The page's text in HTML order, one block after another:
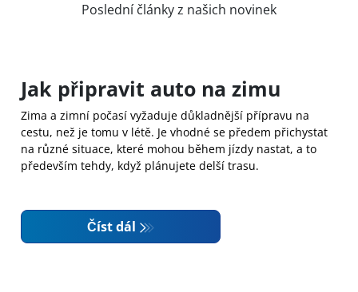
Poslední články z našich novinek
Jak připravit auto na zimu
Zima a zimní počasí vyžaduje důkladnější přípravu na
cestu, než je tomu v létě. Je vhodné se předem přichystat
na různé situace, které mohou během jízdy nastat, a to
především tehdy, když plánujete delší trasu.
Číst dál